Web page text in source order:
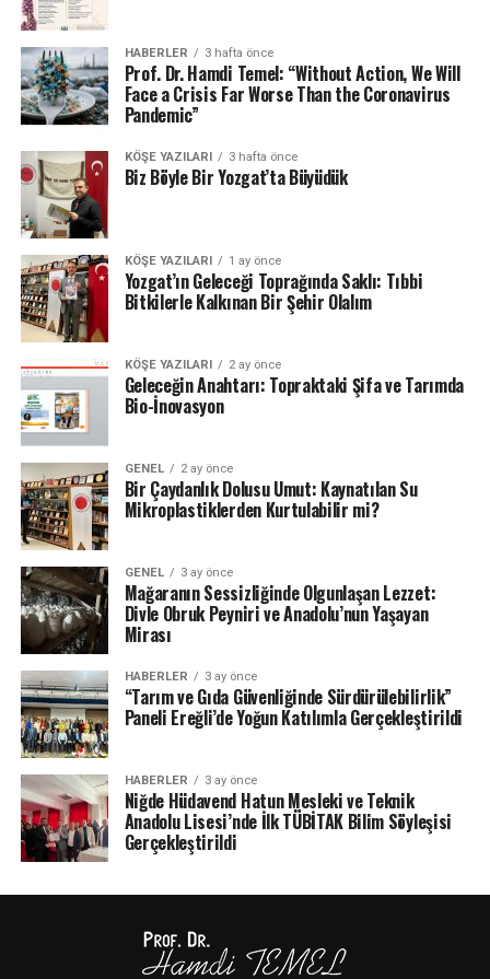
HABERLER 3 hafta önce
Prof. Dr. Hamdi Temel: “Without Action, We Will
Face a Crisis Far Worse Than the Coronavirus
Pandemic”
KÖŞE YAZILARI 3 hafta önce
Biz Böyle Bir Yozgat’ta Büyüdük
KÖŞE YAZILARI 1 ay önce
Yozgat’ın Geleceği Toprağında Saklı: Tıbbi
Bitkilerle Kalkınan Bir Şehir Olalım
KÖŞE YAZILARI 2 ay önce
Geleceğin Anahtarı: Topraktaki Şifa ve Tarımda
Bio-İnovasyon
GENEL 2 ay önce
Bir Çaydanlık Dolusu Umut: Kaynatılan Su
Mikroplastiklerden Kurtulabilir mi?
GENEL 3 ay önce
Mağaranın Sessizliğinde Olgunlaşan Lezzet:
Divle Obruk Peyniri ve Anadolu’nun Yaşayan
Mirası
HABERLER 3 ay önce
“Tarım ve Gıda Güvenliğinde Sürdürülebilirlik”
Paneli Ereğli’de Yoğun Katılımla Gerçekleştirildi
HABERLER 3 ay önce
Niğde Hüdavend Hatun Mesleki ve Teknik
Anadolu Lisesi’nde İlk TÜBİTAK Bilim Söyleşisi
Gerçekleştirildi